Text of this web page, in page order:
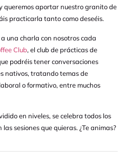
queremos aportar nuestro granito de
practicarla tanto como deseéis.
una charla con nosotros cada
Club, el club de prácticas de
podréis tener conversaciones
nativos, tratando temas de
o formativo, entre muchos
en niveles, se celebra todos los
sesiones que quieras. ¿Te animas?